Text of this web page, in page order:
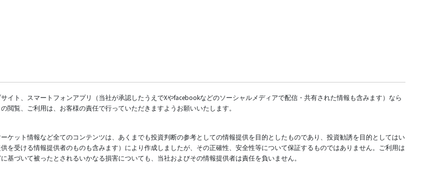
イト、スマートフォンアプリ（当社が承認したうえでXやfacebookなどのソーシャルメディアで配信・共有された情報も含みます）なら
覧、ご利用は、お客様の責任で行っていただきますようお願いいたします。
ケット情報など全てのコンテンツは、あくまでも投資判断の参考としての情報提供を目的としたものであり、投資勧誘を目的としてはい
を受ける情報提供者のものも含みます）により作成しましたが、その正確性、安全性等について保証するものではありません。ご利用は
づいて被ったとされるいかなる損害についても、当社およびその情報提供者は責任を負いません。